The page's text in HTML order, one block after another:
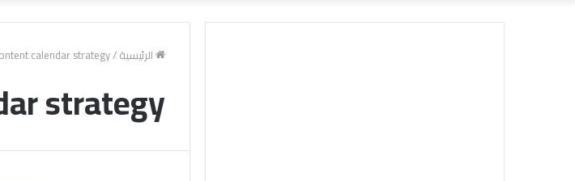
الرئيسية/
calendar strategy
strategy